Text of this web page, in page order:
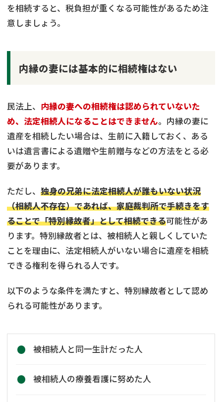
を相続すると、税負担が重くなる可能性があるため注
意しましょう。
内縁の妻には基本的に相続権はない
民法上、 内縁の妻への相続権は認められていないた
め、法定相続人になることはできません。内縁の妻に
遺産を相続したい場合は、生前に入籍しておく、ある
いは遺言書による遺贈や生前贈与などの方法をとる必
要があります。
ただし、 独身の兄弟に法定相続人が誰もいない状況
（相続人不存在）であれば、家庭裁判所で手続きをす
ることで「特別縁故者」として相続できる可能性があ
ります。特別縁故者とは、被相続人と親しくしていた
ことを理由に、法定相続人がいない場合に遺産を相続
できる権利を得られる人です。
以下のような条件を満たすと、特別縁故者として認め
られる可能性があります。
被相続人と同一生計だった人
被相続人の療養看護に努めた人